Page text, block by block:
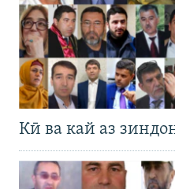
Кӣ ва кай аз